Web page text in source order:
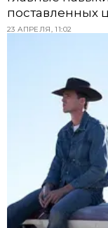
поставленных
23 АПРЕЛЯ, 11:02